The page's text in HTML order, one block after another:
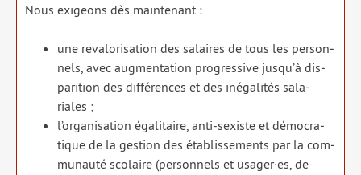
Nous exi­geons dès main­te­nant :
une reva­lo­ri­sa­tion des salaires de tous les per­son­
nels, avec aug­men­ta­tion pro­gres­sive jusqu’à dis­
pa­ri­tion des dif­fé­rences et des inéga­li­tés sala­
riales ;
l’organisation éga­li­taire, anti-sexiste et démo­cra­
tique de la ges­tion des éta­blis­se­ments par la com­
mu­nau­té sco­laire (per­son­nels et usager·es, de